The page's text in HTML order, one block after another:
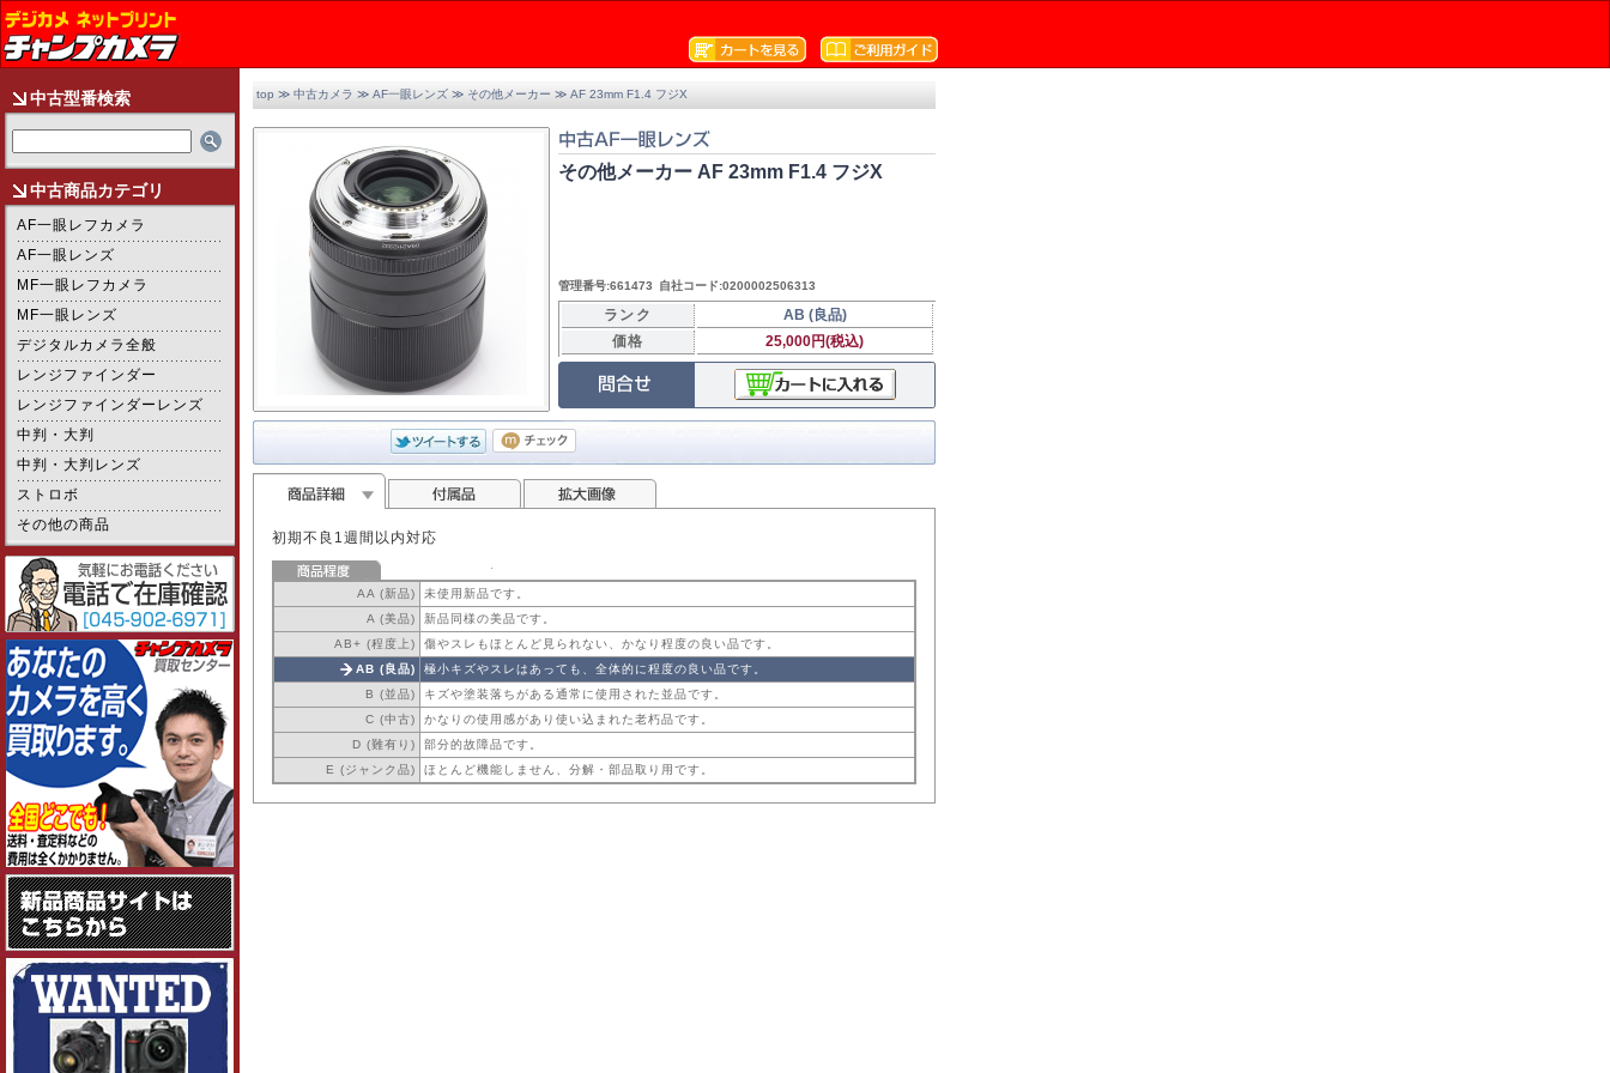
中古型番検索
中古商品カテゴリ
AF一眼レフカメラ
AF一眼レンズ
MF一眼レフカメラ
MF一眼レンズ
デジタルカメラ全般
レンジファインダー
レンジファインダーレンズ
中判・大判
中判・大判レンズ
ストロボ
その他の商品
top ≫ 中古カメラ ≫ AF一眼レンズ ≫ その他メーカー ≫ AF 23mm F1.4 フジX
2/2
その他メーカー AF 23mm F1.4 フジX
管理番号:661473 自社コード:0200002506313
ランク
AB (良品)
価格
25,000円(税込)
初期不良1週間以内対応
AA (新品)
未使用新品です。
A (美品)
新品同様の美品です。
AB+ (程度上)
傷やスレもほとんど見られない、かなり程度の良い品です。
AB (良品)
極小キズやスレはあっても、全体的に程度の良い品です。
B (並品)
キズや塗装落ちがある通常に使用された並品です。
C (中古)
かなりの使用感があり使い込まれた老朽品です。
D (難有り)
部分的故障品です。
E (ジャンク品)
ほとんど機能しません、分解・部品取り用です。